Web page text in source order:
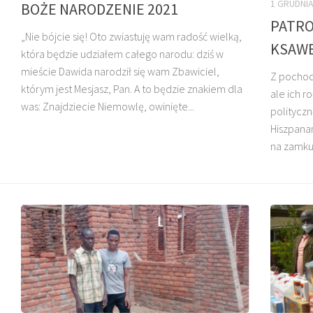
BOŻE NARODZENIE 2021
„Nie bójcie się! Oto zwiastuję wam radość wielką,
która będzie udziałem całego narodu: dziś w
mieście Dawida narodził się wam Zbawiciel,
którym jest Mesjasz, Pan. A to będzie znakiem dla
was: Znajdziecie Niemowlę, owinięte...
1
Z
ale ich
na
O. HENRYK
DZIADOSZ SJ
O. GERARD